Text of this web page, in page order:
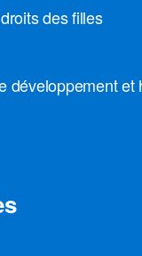
des filles
développement et